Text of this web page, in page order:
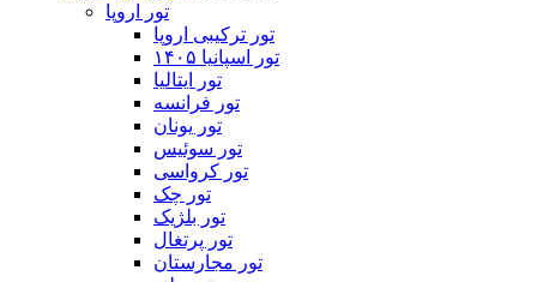
تور اروپا
تور ترکیبی اروپا
تور اسپانیا ۱۴۰۵
تور ایتالیا
تور فرانسه
تور یونان
تور سوئیس
تور کرواسی
تور چک
تور بلژیک
تور پرتغال
تور مجارستان